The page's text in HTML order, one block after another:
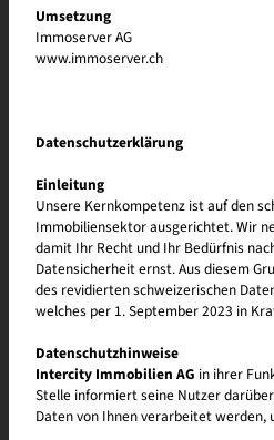
Bloomville bringt vielfältige
neue Stadt in der Stadt. Etwa 200
Watt entfernt, entsteht voraussichtlich
Fitnessstudio, Atelier und vieles mehr.
Regensdorf, mit besten Verbindungen
attraktives Quartier reicher. Werde ein
für Deinen Geschäftserfolg.
Umsetzung
Immoserver AG
www.immoserver.ch
Datenschutzerklärung
Einleitung
Unsere Kernkompetenz ist auf den
Immobiliensektor ausgerichtet. Wir
damit Ihr Recht und Ihr Bedürfnis
Datensicherheit ernst. Aus diesem
des revidierten schweizerischen
welches per 1. September 2023 in
Datenschutzhinweise
Intercity Immobilien AG in ihrer
Stelle informiert seine Nutzer
Daten von Ihnen verarbeitet werden,